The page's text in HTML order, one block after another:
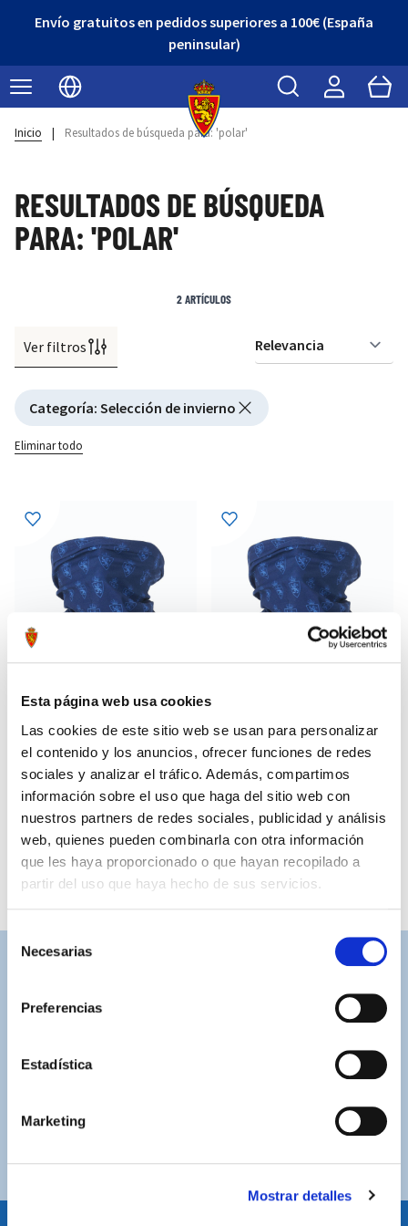
Esta página web usa cookies
Las cookies de este sitio web se usan para personalizar
el contenido y los anuncios, ofrecer funciones de redes
sociales y analizar el tráfico. Además, compartimos
información sobre el uso que haga del sitio web con
nuestros partners de redes sociales, publicidad y análisis
web, quienes pueden combinarla con otra información
que les haya proporcionado o que hayan recopilado a
partir del uso que haya hecho de sus servicios.
Selección
Necesarias
Preferencias
Estadística
Marketing
Mostrar detalles
Envío gratuitos en pedidos superiores a 100€ (España
peninsular)
Seleccionar idioma
Buscar Cart
Inicio | Resultados de búsqueda para: 'polar'
RESULTADOS DE BÚSQUEDA
PARA: 'POLAR'
Ver filtros
Active filtering
Categoría: Selección de invierno
Eliminar todo
2ARTÍCULOS
BRAGA POLAR AZUL BUFF
INFANTIL
24,99 €
Contacta con nosotros para solucionar cualquier duda.
Por compras superiores a 100€ (España peninsular)
Plataforma de pago segura a través de tarjeta o